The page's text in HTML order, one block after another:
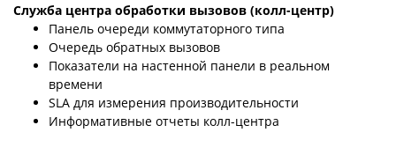
Служба центра обработки вызовов (колл-центр)
Панель очереди коммутаторного типа
Очередь обратных вызовов
Показатели на настенной панели в реальном
времени
SLA для измерения производительности
Информативные отчеты колл-центра